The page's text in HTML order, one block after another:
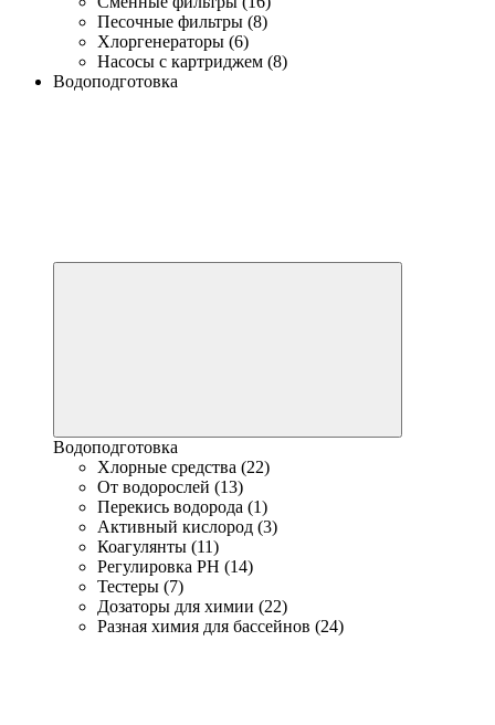
Песочные фильтры (8)
Хлоргенераторы (6)
Насосы с картриджем (8)
Водоподготовка
Водоподготовка
Хлорные средства (22)
От водорослей (13)
Перекись водорода (1)
Активный кислород (3)
Коагулянты (11)
Регулировка PH (14)
Тестеры (7)
Дозаторы для химии (22)
Разная химия для бассейнов (24)